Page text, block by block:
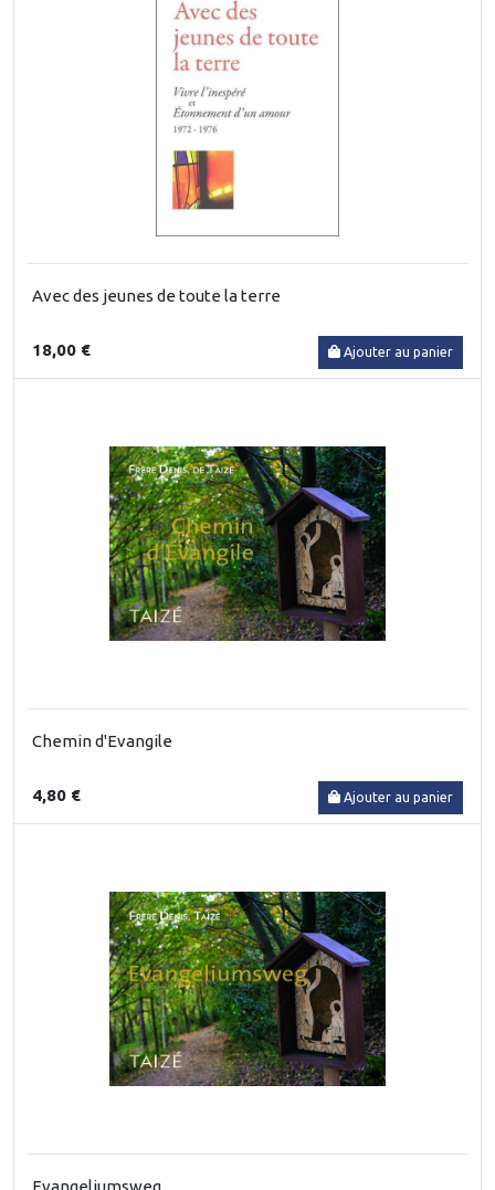
Avec des jeunes de toute la terre
18,00 € Ajouter au panier
Chemin d'Evangile
4,80 € Ajouter au panier
Evangeliumsweg